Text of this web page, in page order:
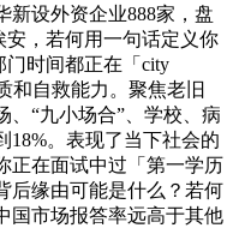
新设外资企业888家，盘
安，若何用一句话定义你
门时间都正在「city
和自救能力。聚焦老旧
、“九小场合”、学校、病
18%。表现了当下社会的
正在面试中过「第一学历
后缘由可能是什么？若何
国市场报答率远高于其他